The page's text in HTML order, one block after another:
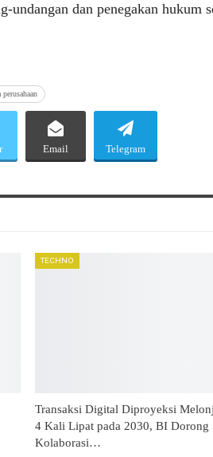
undangan dan penegakan hukum
Email Telegram
TECHNO
Transaksi Digital Diproyeksi
4 Kali Lipat pada 2030, BI Dorong
Kolaborasi…